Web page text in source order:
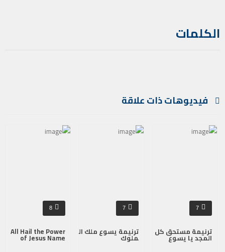
الكلمات
فيديوهات ذات علاقة
7
ترنيمة مستحق كل
المجد يا يسوع
7
ترنيمة يسوع ملك ال
ملوك
8
All Hail the Power
of Jesus Name